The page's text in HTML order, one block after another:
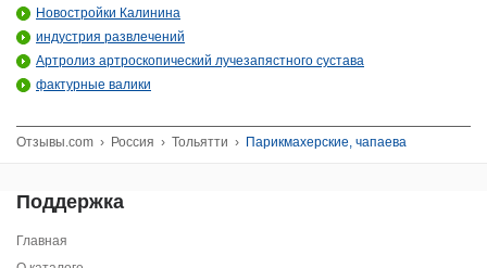
Новостройки Калинина
индустрия развлечений
Артролиз артроскопический лучезапястного сустава
фактурные валики
Отзывы.com › Россия › Тольятти › Парикмахерские, чапаева
Поддержка
Главная